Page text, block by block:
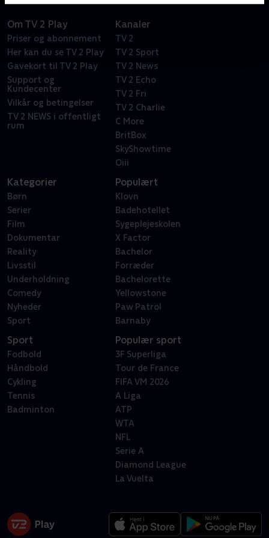
Om TV 2 Play
Priser og abonnement
Her kan du se TV 2 Play
Gavekort til TV 2 Play
Support og
Kundecenter
Vilkår og betingelser
TV 2 NEWS i offentligt
rum
Kanaler
TV 2
TV 2 Sport
TV 2 News
TV 2 Echo
TV 2 Fri
TV 2 Charlie
C More
BritBox
SkyShowtime
Oiii
Kategorier
Børn
Serier
Film
Dokumentar
Reality
Livsstil
Underholdning
Comedy
Nyheder
Sport
Populært
Klovn
Badehotellet
Sygeplejeskolen
X Factor
Bachelor
Forræder
Bachelorette
Yellowstone
Paw Patrol
Barnaby
Sport
Fodbold
Håndbold
Cykling
Tennis
Badminton
Populær sport
3F Superliga
Tour de France
FIFA VM 2026
A Liga
ATP
WTA
NFL
Serie A
Diamond League
La Vuelta